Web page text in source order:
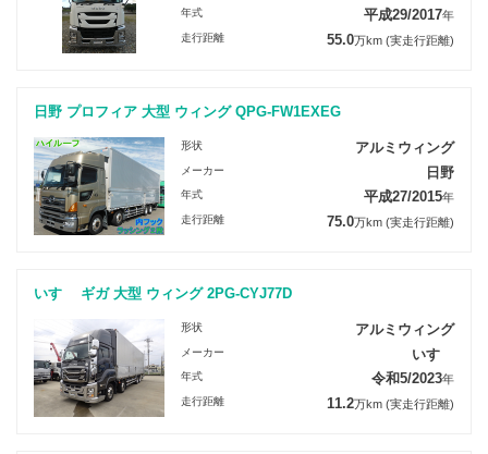
年式 平成29/2017年
走行距離 55.0万km (実走行距離)
日野 プロフィア 大型 ウィング QPG-FW1EXEG
形状 アルミウィング
メーカー 日野
年式 平成27/2015年
走行距離 75.0万km (実走行距離)
いすゞ ギガ 大型 ウィング 2PG-CYJ77D
形状 アルミウィング
メーカー いすゞ
年式 令和5/2023年
走行距離 11.2万km (実走行距離)